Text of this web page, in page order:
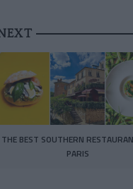
THE BEST SOUTHERN
PARIS